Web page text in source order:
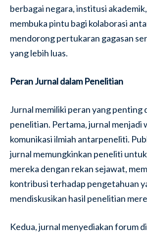
berbagai negara, institusi
membuka pintu bagi kolaborasi
mendorong pertukaran gagasan
yang lebih luas.
Peran Jurnal dalam Penelitian
Jurnal memiliki peran yang penting
penelitian. Pertama, jurnal menjadi
komunikasi ilmiah antarpeneliti.
jurnal memungkinkan peneliti
mereka dengan rekan sejawat,
kontribusi terhadap pengetahuan
mendiskusikan hasil penelitian
Kedua, jurnal menyediakan forum